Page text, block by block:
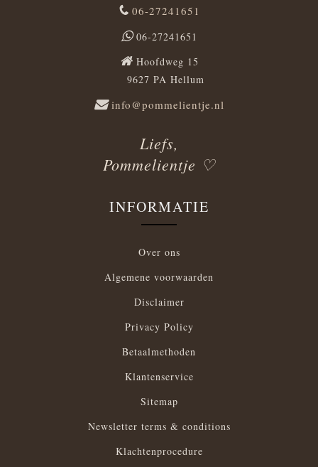
06-27241651
06-27241651
Hoofdweg 15
9627 PA Hellum
info@pommelientje.nl
Liefs,
Pommelientje ♡
INFORMATIE
Over ons
Algemene voorwaarden
Disclaimer
Privacy Policy
Betaalmethoden
Klantenservice
Sitemap
Newsletter terms & conditions
Klachtenprocedure